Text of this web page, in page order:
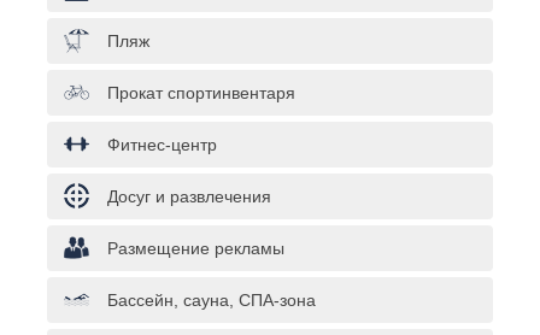
Пляж
Прокат спортинвентаря
Фитнес-центр
Досуг и развлечения
Размещение рекламы
Бассейн, сауна, СПА-зона